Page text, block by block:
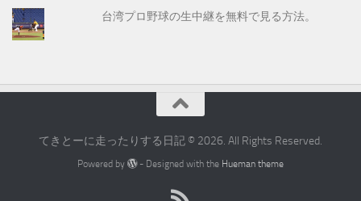
台湾プロ野球の生中継を無料で見る方法。
てきとーに走ったりする日記 © 2026. All Rights Reserved.
Powered by - Designed with the Hueman theme